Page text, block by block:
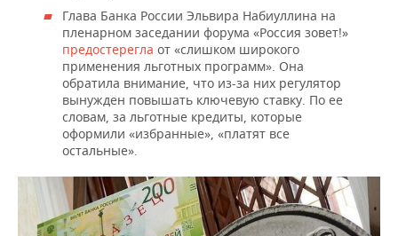
Глава Банка России Эльвира Набиуллина на
пленарном заседании форума «Россия зовет!»
предостерегла от «слишком широкого
применения льготных программ». Она
обратила внимание, что из-за них регулятор
вынужден повышать ключевую ставку. По ее
словам, за льготные кредиты, которые
оформили «избранные», «платят все
остальные».